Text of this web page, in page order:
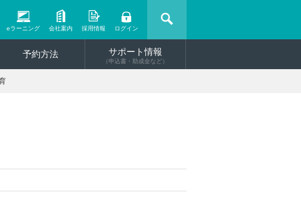
eラーニング 会社案内 採用情報 ログイン
予約方法 サポート情報
（申込書・助成金など）